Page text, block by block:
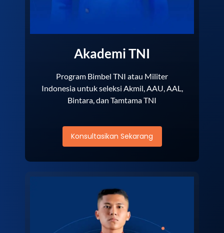
Akademi TNI
Program Bimbel TNI atau Militer
Indonesia untuk seleksi Akmil, AAU, AAL,
Bintara, dan Tamtama TNI
Konsultasikan Sekarang